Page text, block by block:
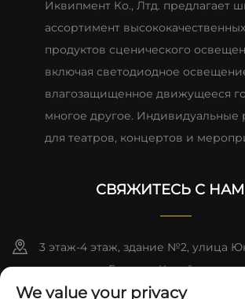
Иквипмент Ко., Лтд. предлагает
ассортимент высококачественных
продуктов сценического
включая светодиодное
влагозащищенное движущееся
многое другое. Индивидуальные
для театров, концертов и
СВЯЖИТЕСЬ С
3 этаж-4 этаж, здание №2, улица
провинция Гуандун, Китай
We value your privacy